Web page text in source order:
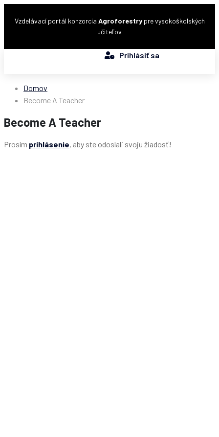
Vzdelávací portál konzorcia Agroforestrypre vysokoškolských
učiteľov
Prihlásiť sa
Domov
Become A Teacher
Become A Teacher
Prosím prihlásenie, aby ste odoslali svoju žiadosť!